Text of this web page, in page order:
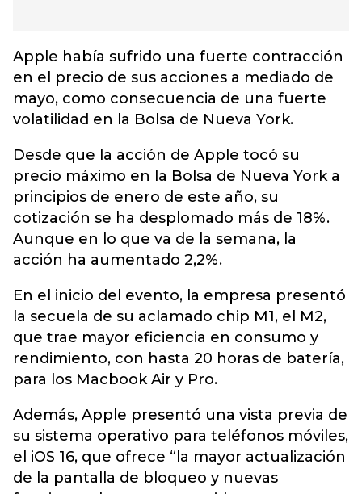
Apple había sufrido una fuerte contracción
en el precio de sus acciones a mediado de
mayo, como consecuencia de una fuerte
volatilidad en la Bolsa de Nueva York.
Desde que la acción de Apple tocó su
precio máximo en la Bolsa de Nueva York a
principios de enero de este año, su
cotización se ha desplomado más de 18%.
Aunque en lo que va de la semana, la
acción ha aumentado 2,2%.
En el inicio del evento, la empresa presentó
la secuela de su aclamado chip M1, el M2,
que trae mayor eficiencia en consumo y
rendimiento, con hasta 20 horas de batería,
para los Macbook Air y Pro.
Además, Apple presentó una vista previa de
su sistema operativo para teléfonos móviles,
el iOS 16, que ofrece “la mayor actualización
de la pantalla de bloqueo y nuevas